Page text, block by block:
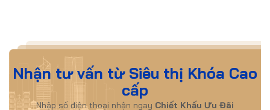
Nhận tư vấn từ Siêu thị Khóa Cao
cấp
Nhập số điện thoại nhận ngay Chiết Khấu Ưu Đãi